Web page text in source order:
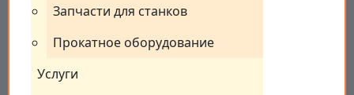
Запчасти для станков
Прокатное оборудование
Услуги